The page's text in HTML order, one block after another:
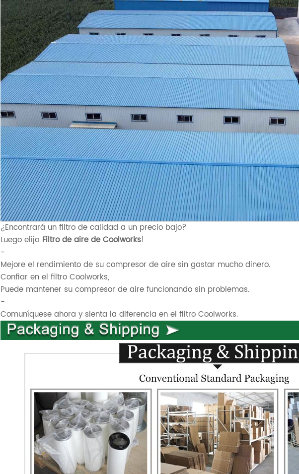
¿Encontrará un filtro de calidad a un precio bajo?
Luego elija Filtro de aire de Coolworks!
-
Mejore el rendimiento de su compresor de aire sin gastar mucho dinero.
Confiar en el filtro Coolworks,
Puede mantener su compresor de aire funcionando sin problemas.
-
Comuníquese ahora y sienta la diferencia en el filtro Coolworks.